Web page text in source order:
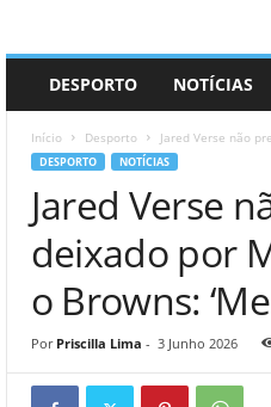
r
DESPORTO NOTÍCIAS
Início Desporto Jared Verse não
DESPORTO NOTÍCIAS
Jared Verse
deixado por
o Browns:
Por Priscilla Lima - 3 Junho 2026